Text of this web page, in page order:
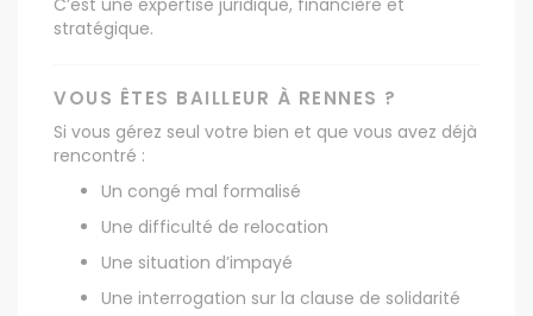
C’est une expertise juridique, financière et
stratégique.
VOUS ÊTES BAILLEUR À RENNES ?
Si vous gérez seul votre bien et que vous avez déjà
rencontré :
Un congé mal formalisé
Une difficulté de relocation
Une situation d’impayé
Une interrogation sur la clause de solidarité